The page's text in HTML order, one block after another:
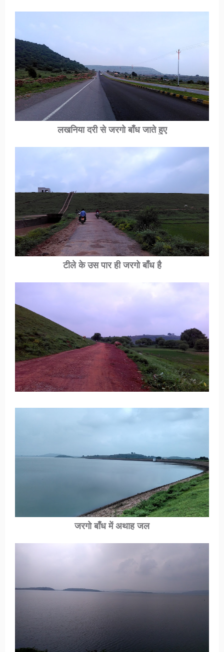
लखनिया दरीसे जरगो बाँध जाते हुए
टीले के उस पार ही जरगो बाँध है
जरगो बाँध में अथाह जल